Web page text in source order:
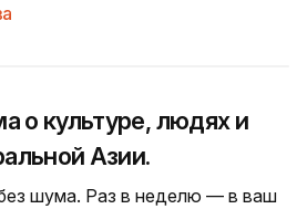
о культуре, людях и
Азии.
шума. Раз в неделю — в ваш